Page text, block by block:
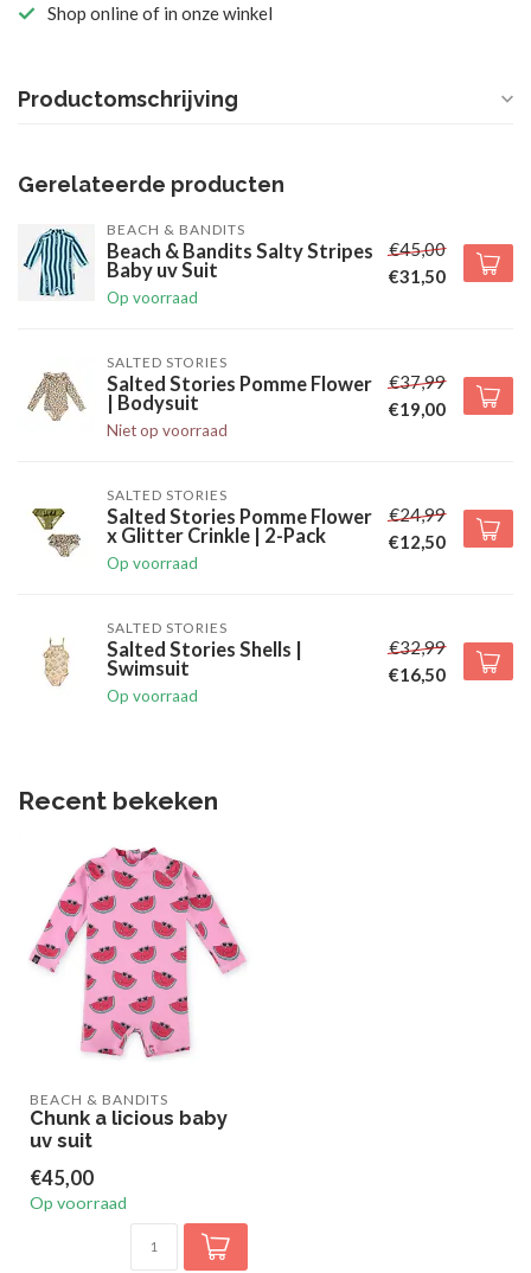
Shop online of in onze winkel
Productomschrijving
Gerelateerde producten
BEACH & BANDITS
Beach & Bandits Salty Stripes
Baby uv Suit
Op voorraad
€45,00
€31,50
SALTED STORIES
Salted Stories Pomme Flower
| Bodysuit
Niet op voorraad
€37,99
€19,00
SALTED STORIES
Salted Stories Pomme Flower
x Glitter Crinkle | 2-Pack
Op voorraad
€24,99
€12,50
SALTED STORIES
Salted Stories Shells |
Swimsuit
Op voorraad
€32,99
€16,50
Recent bekeken
BEACH & BANDITS
Chunk a licious baby
uv suit
€45,00
Op voorraad